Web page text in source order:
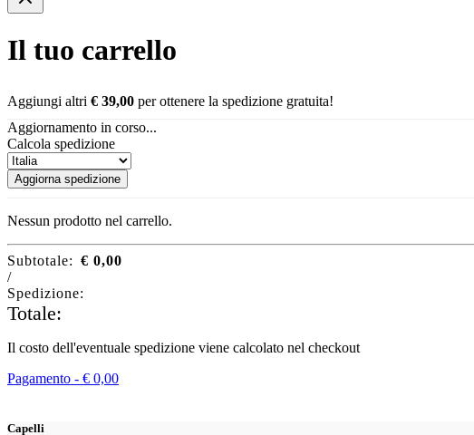
Il tuo carrello
Aggiungi altri € 39,00 per ottenere la spedizione gratuita!
Aggiornamento in corso...
Calcola spedizione
Aggiorna spedizione
Nessun prodotto nel carrello.
Subtotale: € 0,00
/
Spedizione:
Totale:
Il costo dell'eventuale spedizione viene calcolato nel checkout
Pagamento - € 0,00
Capelli